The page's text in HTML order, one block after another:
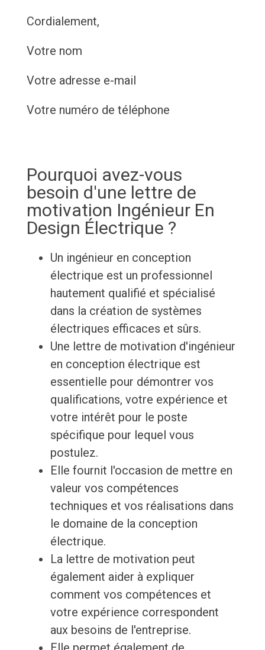
Cordialement,
Votre nom
Votre adresse e-mail
Votre numéro de téléphone
Pourquoi avez-vous
besoin d'une lettre de
motivation Ingénieur En
Design Électrique ?
Un ingénieur en conception
électrique est un professionnel
hautement qualifié et spécialisé
dans la création de systèmes
électriques efficaces et sûrs.
Une lettre de motivation d'ingénieur
en conception électrique est
essentielle pour démontrer vos
qualifications, votre expérience et
votre intérêt pour le poste
spécifique pour lequel vous
postulez.
Elle fournit l'occasion de mettre en
valeur vos compétences
techniques et vos réalisations dans
le domaine de la conception
électrique.
La lettre de motivation peut
également aider à expliquer
comment vos compétences et
votre expérience correspondent
aux besoins de l'entreprise.